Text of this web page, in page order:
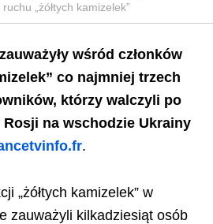
„żółtych kamizelek”
wśród członków
co najmniej trzech
którzy walczyli po
Rosji na wschodzie Ukrainy
.
„żółtych kamizelek” w
zauważyli kilkadziesiąt osób